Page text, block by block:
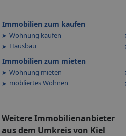
Immobilien zum kaufen
Wohnung kaufen
Hausbau
Immobilien zum mieten
Wohnung mieten
möbliertes Wohnen
Weitere Immobilienanbieter
aus dem Umkreis von Kiel